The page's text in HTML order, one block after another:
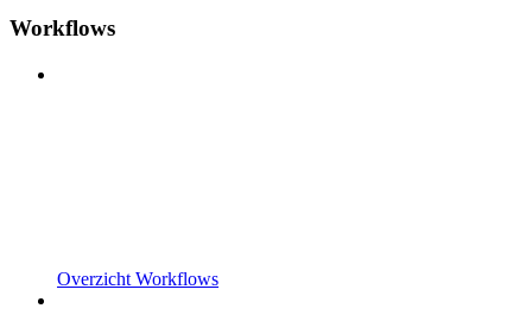
Workflows
Overzicht Workflows